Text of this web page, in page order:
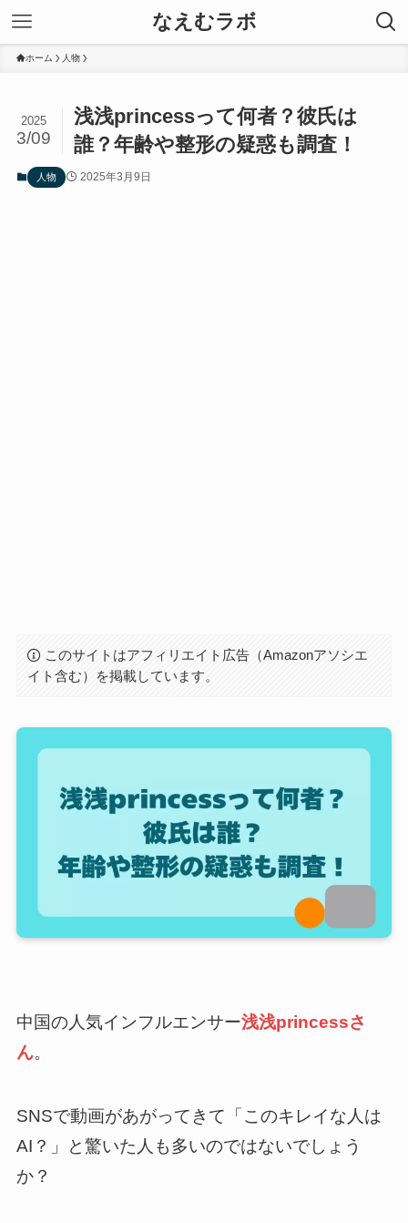
なえむラボ
ホーム 人物
浅浅princessって何者？彼氏は
誰？年齢や整形の疑惑も調査！
2025
3/09
人物 2025年3月9日
このサイトはアフィリエイト広告（Amazonアソシエ
イト含む）を掲載しています。
中国の人気インフルエンサー浅浅princessさ
ん。
SNSで動画があがってきて「このキレイな人は
AI？」と驚いた人も多いのではないでしょう
か？